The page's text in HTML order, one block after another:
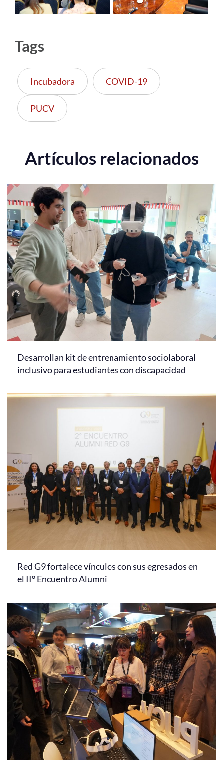
Tags
Incubadora COVID-19
PUCV
Artículos relacionados
Desarrollan kit de entrenamiento sociolaboral
inclusivo para estudiantes con discapacidad
Red G9 fortalece vínculos con sus egresados en
el II° Encuentro Alumni